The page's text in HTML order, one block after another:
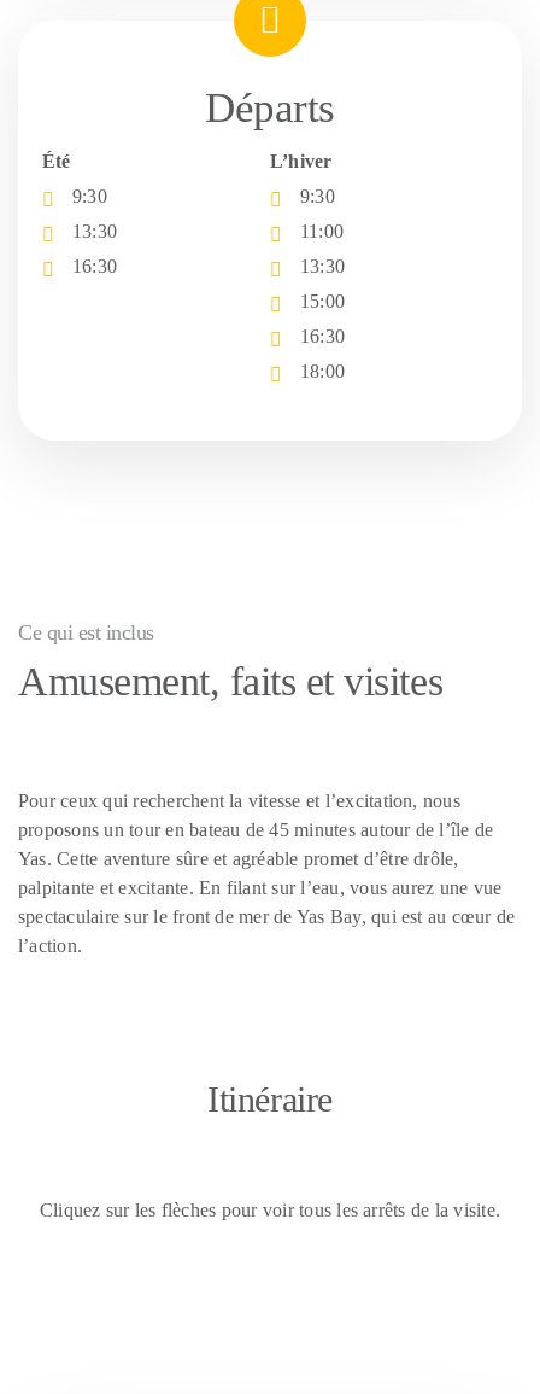
Départs
Été
9:30
13:30
16:30
L’hiver
9:30
11:00
13:30
15:00
16:30
18:00
Ce qui est inclus
Amusement, faits et visites
Pour ceux qui recherchent la vitesse et l’excitation, nous
proposons un tour en bateau de 45 minutes autour de l’île de
Yas. Cette aventure sûre et agréable promet d’être drôle,
palpitante et excitante. En filant sur l’eau, vous aurez une vue
spectaculaire sur le front de mer de Yas Bay, qui est au cœur de
l’action.
Itinéraire
Cliquez sur les flèches pour voir tous les arrêts de la visite.